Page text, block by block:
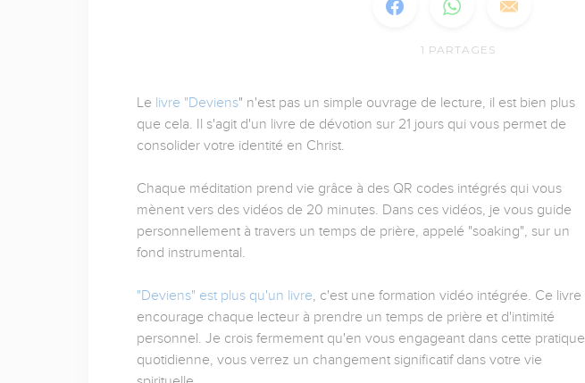
1 PARTAGES
Le livre "Deviens" n'est pas un simple ouvrage de lecture, il est bien plus
que cela. Il s'agit d'un livre de dévotion sur 21 jours qui vous permet de
consolider votre identité en Christ.
Chaque méditation prend vie grâce à des QR codes intégrés qui vous
mènent vers des vidéos de 20 minutes. Dans ces vidéos, je vous guide
personnellement à travers un temps de prière, appelé "soaking", sur un
fond instrumental.
"Deviens" est plus qu'un livre, c'est une formation vidéo intégrée. Ce livre
encourage chaque lecteur à prendre un temps de prière et d'intimité
personnel. Je crois fermement qu'en vous engageant dans cette pratique
quotidienne, vous verrez un changement significatif dans votre vie